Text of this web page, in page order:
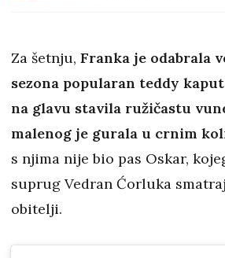
Za šetnju, Franka je odabrala
sezona popularan teddy
na glavu stavila ružičastu
malenog je gurala u crnim
s njima nije bio pas Oskar,
suprug Vedran Ćorluka
obitelji.